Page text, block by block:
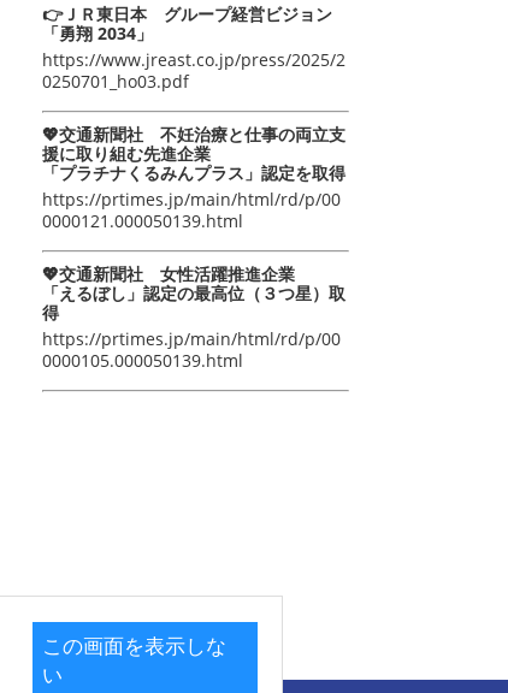
この画面を表示しな
い
👉ＪＲ東日本 グループ経営ビジョン
「勇翔 2034」
https://www.jreast.co.jp/press/2025/2
0250701_ho03.pdf
💖交通新聞社 不妊治療と仕事の両立支
援に取り組む先進企業
「プラチナくるみんプラス」認定を取得
https://prtimes.jp/main/html/rd/p/00
0000121.000050139.html
💖交通新聞社 女性活躍推進企業
「えるぼし」認定の最高位（３つ星）取
得
https://prtimes.jp/main/html/rd/p/00
0000105.000050139.html